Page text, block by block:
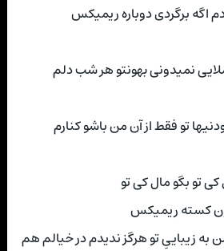
اگه برگردی دوباره ریمیکس
نمیدونی بهونتو هر شب دلم
تو فقط از آن من باشو کنارم
تو بگو مال کی تو
زن کسته ریمیکس
به زیباییِ تو هرگز ندیدم در خیالم هم